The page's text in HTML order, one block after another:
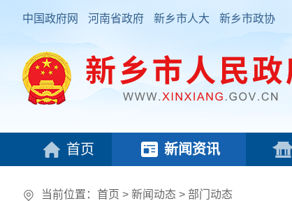
中国政府网 河南省政府 新乡市人大 新乡市政协
首页 新闻资讯
当前位置： 首页 > 新闻动态 > 部门动态